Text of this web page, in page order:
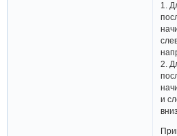
1.
2.
и
вниз.